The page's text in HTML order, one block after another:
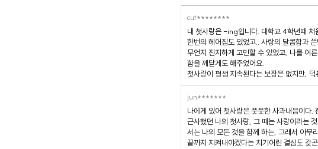
cut********
내 첫사랑은 -ing입니다. 대학교 4학년때 처
한번의 헤어짐도 있었고.. 사랑의 달콤함과
무언지 진지하게 고민할 수 있었고, 나를 어
함을 깨닫게도 해주었어요.
첫사랑이 평생 지속된다는 보장은 없지만,
jun*******
나에게 있어 첫사랑은 풋풋한 사과내음이다
근사했던 나의 첫사랑, 그 때는 사랑이라는
서는 나의 모든 것을 함께 하는, 그래서 아무
끝까지 지켜내야겠다는 치기어린 결심도 갖